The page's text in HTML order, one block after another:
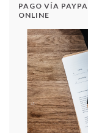
PAGO VÍA
ONLINE